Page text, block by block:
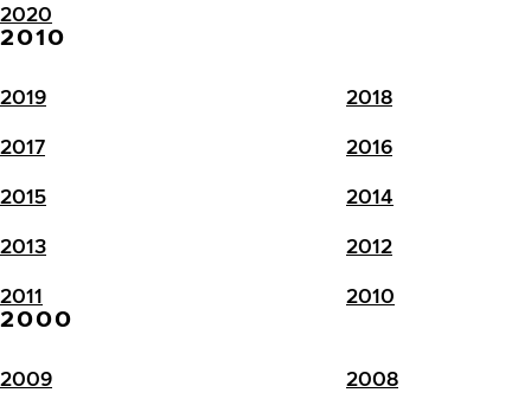
2020
2010
2019 2018
2017 2016
2015 2014
2013 2012
2011 2010
2000
2009 2008